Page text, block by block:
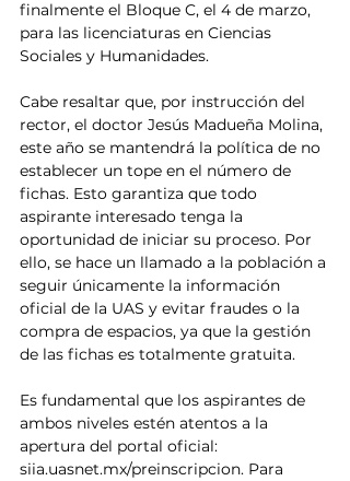
finalmente el Bloque C, el 4 de marzo,
para las licenciaturas en Ciencias
Sociales y Humanidades.
Cabe resaltar que, por instrucción del
rector, el doctor Jesús Madueña Molina,
este año se mantendrá la política de no
establecer un tope en el número de
fichas. Esto garantiza que todo
aspirante interesado tenga la
oportunidad de iniciar su proceso. Por
ello, se hace un llamado a la población a
seguir únicamente la información
oficial de la UAS y evitar fraudes o la
compra de espacios, ya que la gestión
de las fichas es totalmente gratuita.
Es fundamental que los aspirantes de
ambos niveles estén atentos a la
apertura del portal oficial:
siia.uasnet.mx/preinscripcion. Para